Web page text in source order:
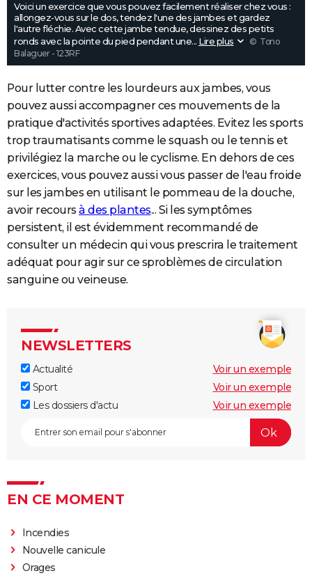
Voici un exercice que vous pouvez facilement réaliser chez vous :
allongez-vous sur le dos, tendez l'une des jambes et gardez
l'autre fléchie. Avec cette jambe tendue, dessinez des petits
ronds avec la pointe du pied pendant une... Lire plus
© Tono
Balaguer - 123RF
Pour lutter contre les lourdeurs aux jambes, vous
pouvez aussi accompagner ces mouvements de la
pratique d'activités sportives adaptées. Evitez les sports
trop traumatisants comme le squash ou le tennis et
privilégiez la marche ou le cyclisme. En dehors de ces
exercices, vous pouvez aussi vous passer de l'eau froide
sur les jambes en utilisant le pommeau de la douche,
avoir recoursà des plantes... Si les symptômes
persistent, il est évidemment recommandé de
consulter un médecin qui vous prescrira le traitement
adéquat pour agir sur ce sproblèmes de circulation
sanguine ou veineuse.
NEWSLETTERS
Actualité
Voir un exemple
Sport
Voir un exemple
Les dossiers d'actu
Voir un exemple
EN CE MOMENT
Incendies
Nouvelle canicule
Orages